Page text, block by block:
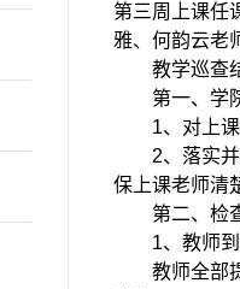
第三周上课任
雅、何韵云老
教学巡查
第一、学
1、对上
2、 落实
保上课老师清
第二、检
1、教师
教师全部